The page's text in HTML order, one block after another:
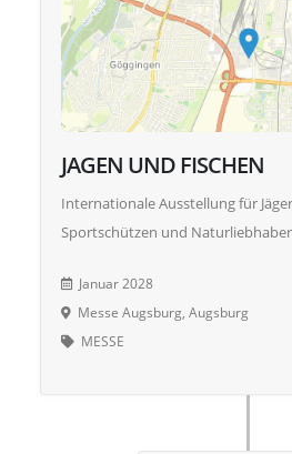
JAGEN UND FISCHEN
Internationale Ausstellung für
Sportschützen und Naturliebhaber
Januar 2028
Messe Augsburg, Augsburg
MESSE